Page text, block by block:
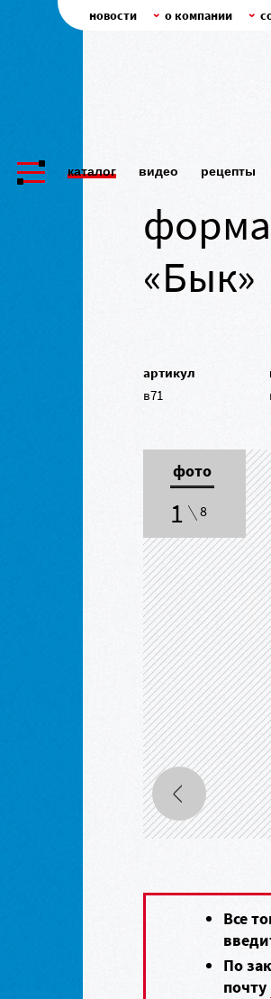
каталог видео рецепты
новости о компании
«Бык»
артикул
в71
фото
1 8
Все
По
почту